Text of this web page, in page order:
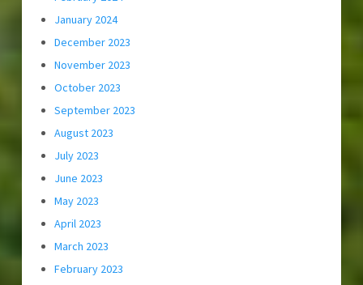
January 2024
December 2023
November 2023
October 2023
September 2023
August 2023
July 2023
June 2023
May 2023
April 2023
March 2023
February 2023